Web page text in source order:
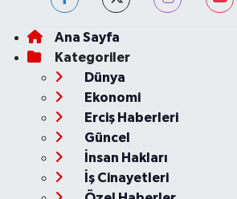
Ana Sayfa
Kategoriler
Dünya
Ekonomi
Erciş Haberleri
Güncel
İnsan Hakları
İş Cinayetleri